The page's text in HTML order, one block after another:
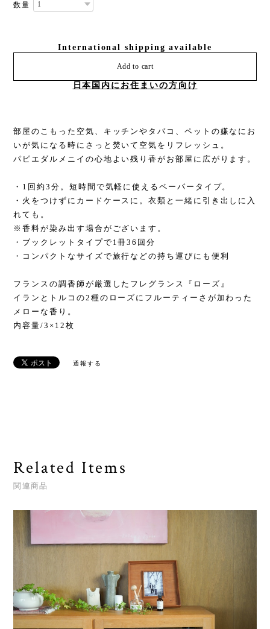
数量
International shipping available
Add to cart
日本国内にお住まいの方向け
部屋のこもった空気、キッチンやタバコ、ペットの嫌なにお
いが気になる時にさっと焚いて空気をリフレッシュ。
パピエダルメニイの心地よい残り香がお部屋に広がります。
・1回約3分。短時間で気軽に使えるペーパータイプ。
・火をつけずにカードケースに。衣類と一緒に引き出しに入
れても。
※香料が染み出す場合がございます。
・ブックレットタイプで1冊36回分
・コンパクトなサイズで旅行などの持ち運びにも便利
フランスの調香師が厳選したフレグランス『ローズ』
イランとトルコの2種のローズにフルーティーさが加わった
メローな香り。
内容量/3×12枚
通報する
Related Items
関連商品